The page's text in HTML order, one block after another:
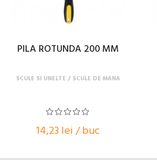
PILA ROTUNDA 200 MM
14,23 lei / buc
SCULE SI UNELTE SCULE DE MANA